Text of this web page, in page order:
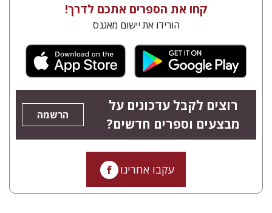
קחו את הספרים אתכם לדרך!
הורידו את יישום מאגנס
רוצים לקבל עדכונים על
מבצעים וספרים חדשים?
הרשמה
עקבו אחרינו